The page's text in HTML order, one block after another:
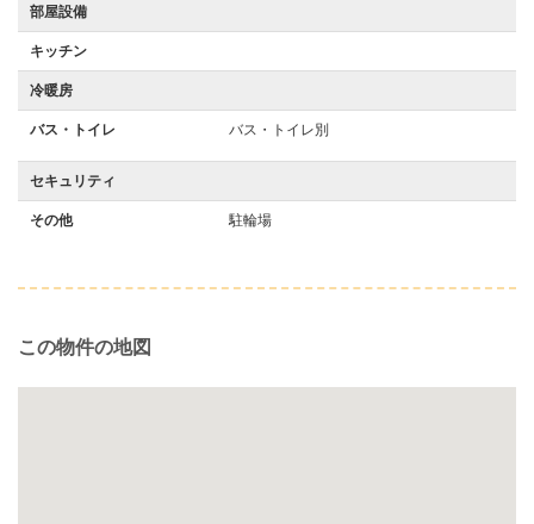
部屋設備
キッチン
冷暖房
バス・トイレ バス・トイレ別
セキュリティ
その他 駐輪場
この物件の地図